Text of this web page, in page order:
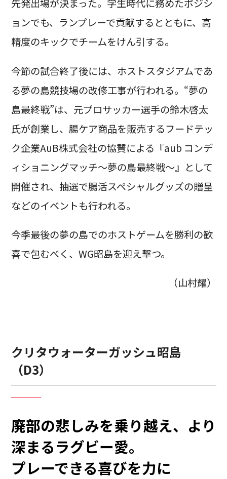
先発出場が決まった。学生時代に務めたポジシ
ョンでも、ランプレーで貢献するとともに、高
精度のキックでチームをけん引する。
今節の試合終了後には、ホストスタジアムであ
る夢の島競技場の改修工事が行われる。“夢の
島最終戦”は、元プロサッカー選手の鈴木啓太
氏が創業し、腸ケア商品を販売するフードテッ
ク企業AuB株式会社の協賛による『aub コンデ
ィショニングマッチ～夢の島最終戦～』として
開催され、抽選で腸活スペシャルグッズの贈呈
などのイベントも行われる。
今季最後の夢の島でのホストゲームを勝利の歓
喜で包むべく、WG昭島を迎え撃つ。
（山村耀）
クリタウォーターガッシュ昭島
（D3）
廃部の悲しみを乗り越え、より
深まるラグビー愛。
プレーできる喜びを力に